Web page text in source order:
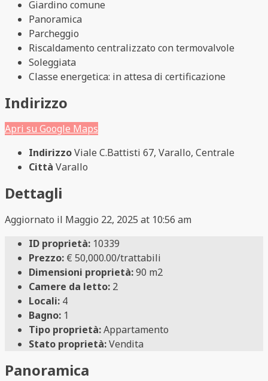
Giardino comune
Panoramica
Parcheggio
Riscaldamento centralizzato con termovalvole
Soleggiata
Classe energetica: in attesa di certificazione
Indirizzo
Apri su Google Maps
IndirizzoViale C.Battisti 67, Varallo, Centrale
Città Varallo
Dettagli
Aggiornato il Maggio 22, 2025 at 10:56 am
ID proprietà: 10339
Prezzo: € 50,000.00/trattabili
Dimensioni proprietà:90 m2
Camere da letto: 2
Locali: 4
Bagno: 1
Tipo proprietà:Appartamento
Stato proprietà:Vendita
Panoramica